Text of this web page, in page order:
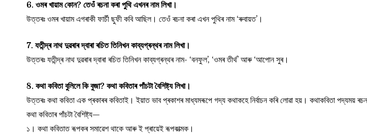
6. ওমৰ খায়াম কোন? তেওঁ ৰচনা কৰা পুথি এখনৰ নাম লিখা।
উত্তৰঃ ওমৰ খায়াম এগৰাকী ফাৰ্চী ছুফী কবি আছিল। তেওঁ ৰচনা কৰা এখন পুথিৰ নাম ‘ৰুবায়ত’।
7. যতীন্দ্ৰ নাথ দুৱৰাৰ দ্বাৰা ৰচিত তিনিখন কাব্যগ্ৰন্থৰ নাম লিখা।
উত্তৰঃ যতীন্দ্ৰ নাথ দুৱৰাৰ দ্বাৰা ৰচিত তিনিখন কাব্যগ্ৰন্থৰ নাম- ‘বনফুল’, ‘ওমৰ তীৰ্থ’ আৰু ‘আপোন সুৰ।
8. কথা কবিতা বুলিলে কি বুজা? কথা কবিতাৰ পাঁচটা বৈশিষ্ট্য লিখা।
উত্তৰঃ কথা কবিতা এক প্ৰকাৰৰ কবিতাই। ইয়াত ভাব প্ৰকাশৰ মাধ্যমৰূপে গদ্য কথাকহে নিৰ্বাচন কৰি লোৱা হয়। কথাকবিতা পদ্যময়
কথা কবিতাৰ পাঁচটা বৈশিষ্ট্য—
১। কথা কবিতাত ৰূপকৰ সমাৱেশ থাকে আৰু ই প্ৰায়েই ৰূপকাত্মক।